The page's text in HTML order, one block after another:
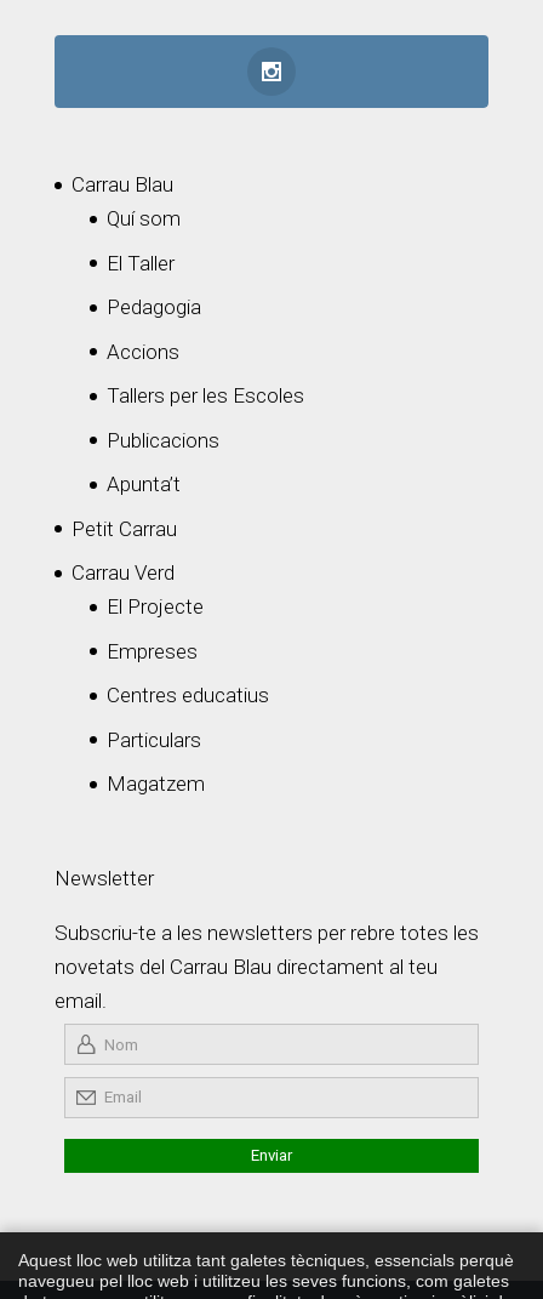
Carrau Blau
Quí som
El Taller
Pedagogia
Accions
Tallers per les Escoles
Publicacions
Apunta’t
Petit Carrau
Carrau Verd
El Projecte
Empreses
Centres educatius
Particulars
Magatzem
Newsletter
Subscriu-te a les newsletters per rebre totes les
novetats del Carrau Blau directament al teu
email.
Aquest lloc web utilitza tant galetes tècniques, essencials perquè
navegueu pel lloc web i utilitzeu les seves funcions, com galetes